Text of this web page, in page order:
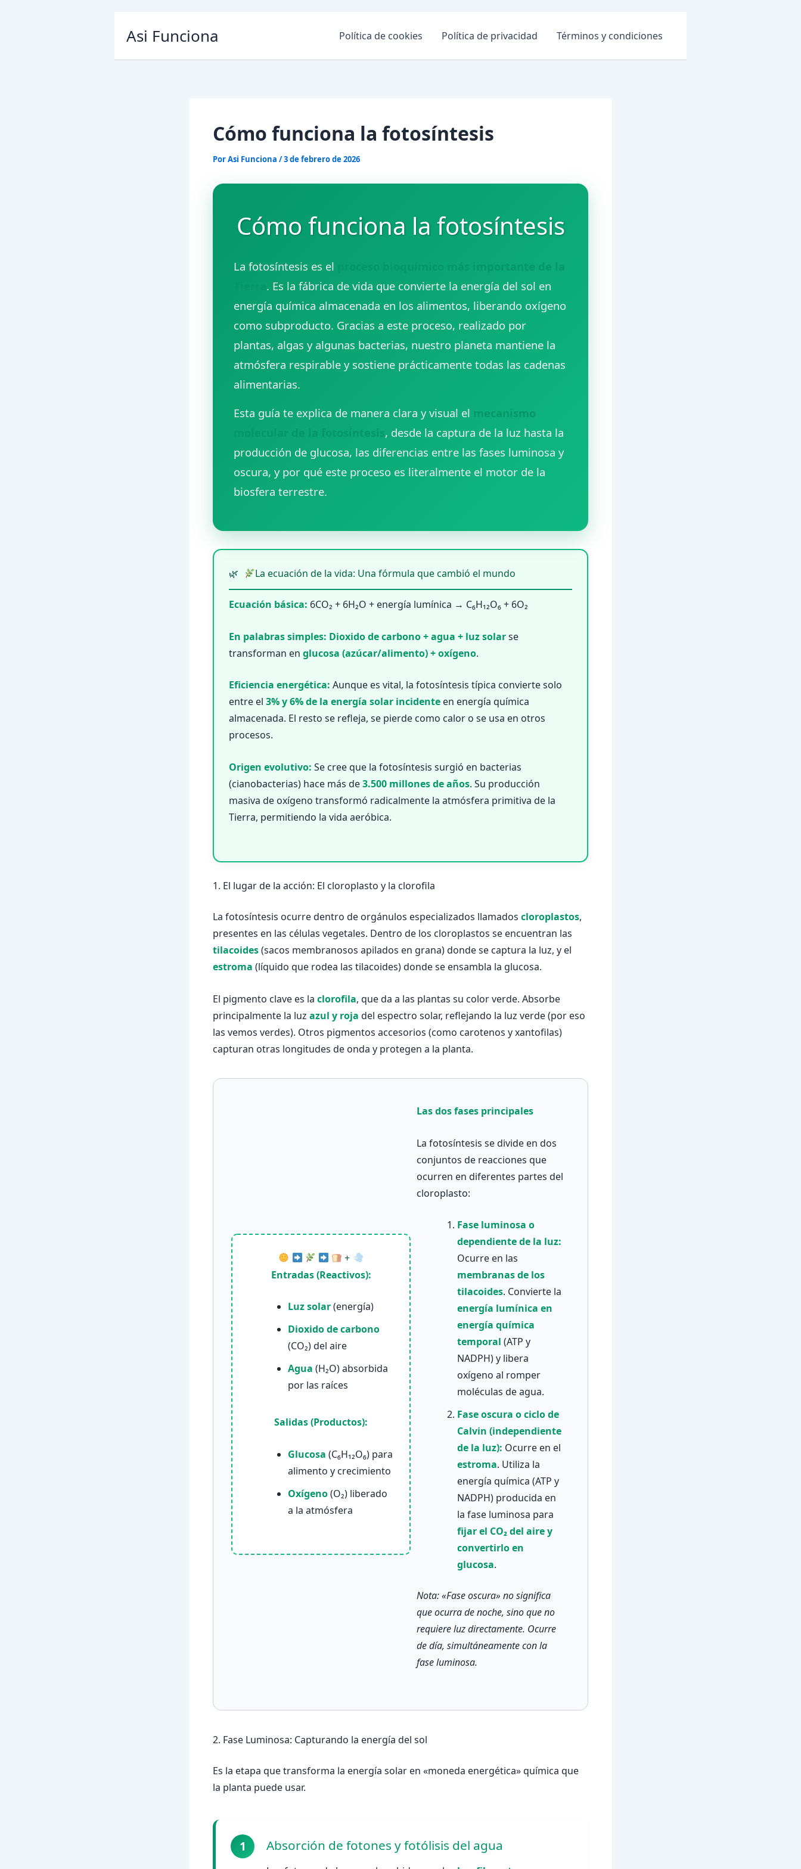
Asi Funciona Política de cookies Política de privacidad Términos y condiciones
Cómo funciona la fotosíntesis
PorAsi Funciona /3 de febrero de 2026
Cómo funciona la fotosíntesis
La fotosíntesis es el
. Es la fábrica de vida que convierte la energía del sol en
energía química almacenada en los alimentos, liberando oxígeno
como subproducto. Gracias a este proceso, realizado por
plantas, algas y algunas bacterias, nuestro planeta mantiene la
atmósfera respirable y sostiene prácticamente todas las cadenas
alimentarias.
Esta guía te explica de manera clara y visual el mecanismo
, desde la captura de la luz hasta la
producción de glucosa, las diferencias entre las fases luminosa y
oscura, y por qué este proceso es literalmente el motor de la
biosfera terrestre.
La ecuación de la vida: Una fórmula que cambió el mundo
Ecuación básica: 6CO₂ + 6H₂O + energía lumínica → C₆H₁₂O₆ + 6O₂
En palabras simples: Dioxido de carbono + agua + luz solarse
transforman en glucosa (azúcar/alimento) + oxígeno.
Eficiencia energética: Aunque es vital, la fotosíntesis típica convierte solo
entre el 3% y 6% de la energía solar incidente en energía química
almacenada. El resto se refleja, se pierde como calor o se usa en otros
procesos.
Origen evolutivo: Se cree que la fotosíntesis surgió en bacterias
(cianobacterias) hace más de3.500 millones de años. Su producción
masiva de oxígeno transformó radicalmente la atmósfera primitiva de la
Tierra, permitiendo la vida aeróbica.
1. El lugar de la acción: El cloroplasto y la clorofila
La fotosíntesis ocurre dentro de orgánulos especializados llamados cloroplastos,
presentes en las células vegetales. Dentro de los cloroplastos se encuentran las
tilacoides(sacos membranosos apilados en grana) donde se captura la luz, y el
estroma (líquido que rodea las tilacoides) donde se ensambla la glucosa.
El pigmento clave es la clorofila, que da a las plantas su color verde. Absorbe
principalmente la luz azul y roja del espectro solar, reflejando la luz verde (por eso
las vemos verdes). Otros pigmentos accesorios (como carotenos y xantofilas)
capturan otras longitudes de onda y protegen a la planta.
+
Entradas (Reactivos):
Luz solar(energía)
Dioxido de carbono
(CO₂) del aire
Agua (H₂O) absorbida
por las raíces
Salidas (Productos):
Glucosa (C₆H₁₂O₆) para
alimento y crecimiento
Oxígeno(O₂) liberado
a la atmósfera
Las dos fases principales
La fotosíntesis se divide en dos
conjuntos de reacciones que
ocurren en diferentes partes del
cloroplasto:
Fase luminosa o
dependiente de la luz:
Ocurre en las
membranas de los
tilacoides. Convierte la
energía lumínica en
energía química
temporal (ATP y
NADPH) y libera
oxígeno al romper
moléculas de agua.
Fase oscura o ciclo de
Calvin (independiente
de la luz): Ocurre en el
estroma. Utiliza la
energía química (ATP y
NADPH) producida en
la fase luminosa para
fijar el CO₂ del aire y
convertirlo en
glucosa.
Nota: «Fase oscura» no significa
que ocurra de noche, sino que no
requiere luz directamente. Ocurre
de día, simultáneamente con la
fase luminosa.
2. Fase Luminosa: Capturando la energía del sol
Es la etapa que transforma la energía solar en «moneda energética» química que
la planta puede usar.
1 Absorción de fotones y fotólisis del agua